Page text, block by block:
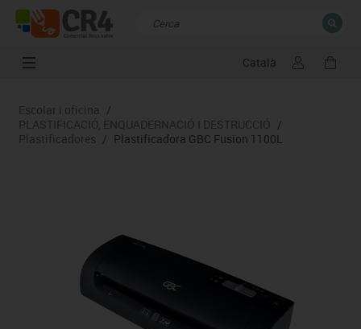
Català
Resultats de la recerca TANCAR
Escolar i oficina /
PLASTIFICACIÓ, ENQUADERNACIÓ I DESTRUCCIÓ /
Plastificadores / Plastificadora GBC Fusion 1100L